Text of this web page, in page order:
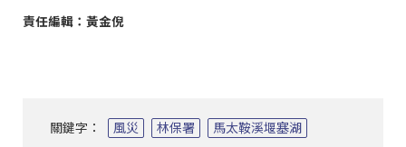
責任編輯：黃金倪
關鍵字： 風災 林保署 馬太鞍溪堰塞湖